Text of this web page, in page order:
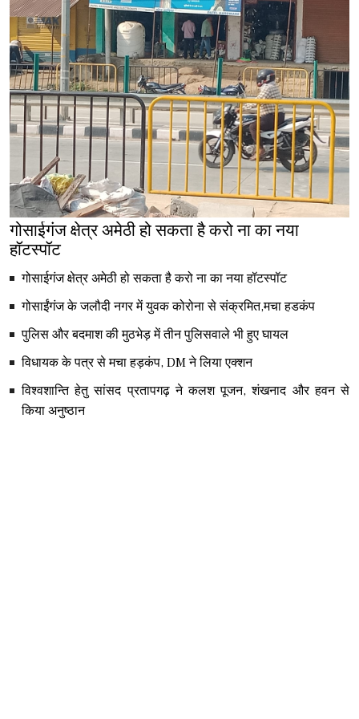
गोसाईगंज क्षेत्र अमेठी हो सकता है करो ना का नया
हॉटस्पॉट
गोसाईगंज क्षेत्र अमेठी हो सकता है करो ना का नया हॉटस्पॉट
गोसाईंगंज के जलौदी नगर में युवक कोरोना से संक्रमित,मचा हडकंप
पुलिस और बदमाश की मुठभेड़ में तीन पुलिसवाले भी हुए घायल
विधायक के पत्र से मचा हड़कंप, DM ने लिया एक्शन
विश्वशान्ति हेतु सांसद प्रतापगढ़ ने कलश पूजन, शंखनाद और हवन से
किया अनुष्ठान